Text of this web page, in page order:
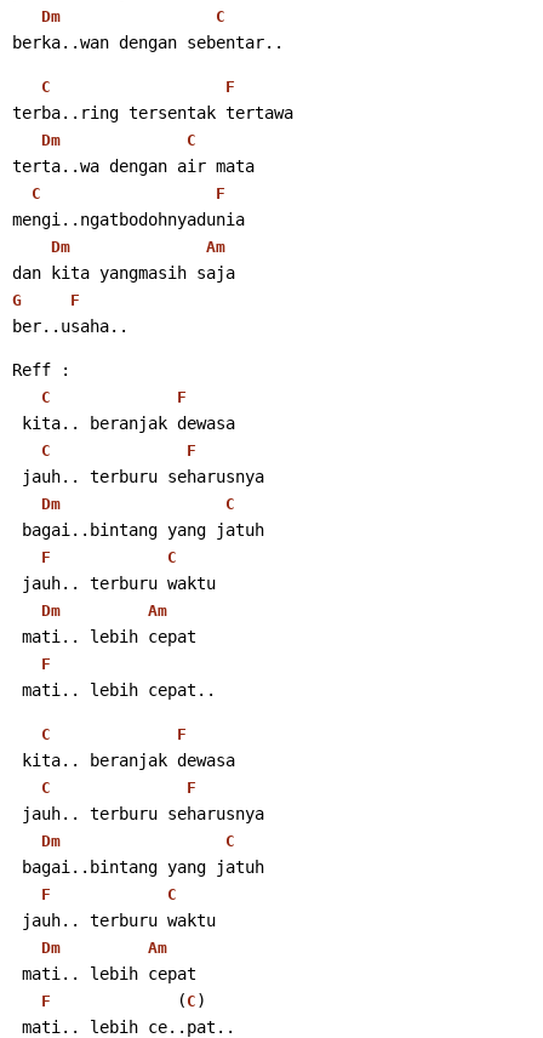
Dm C
berka..wan dengan sebentar..
C F
terba..ring tersentak tertawa
Dm C
terta..wa dengan air mata
C F
mengi..ngatbodohnyadunia
Dm Am
dan kita yangmasih saja
G F
ber..usaha..
Reff :
C F
kita.. beranjak dewasa
C F
jauh.. terburu seharusnya
Dm C
bagai..bintang yang jatuh
F C
jauh.. terburu waktu
Dm Am
mati.. lebih cepat
F
mati.. lebih cepat..
C F
kita.. beranjak dewasa
C F
jauh.. terburu seharusnya
Dm C
bagai..bintang yang jatuh
F C
jauh.. terburu waktu
Dm Am
mati.. lebih cepat
F
             (
C )
mati.. lebih ce..pat..